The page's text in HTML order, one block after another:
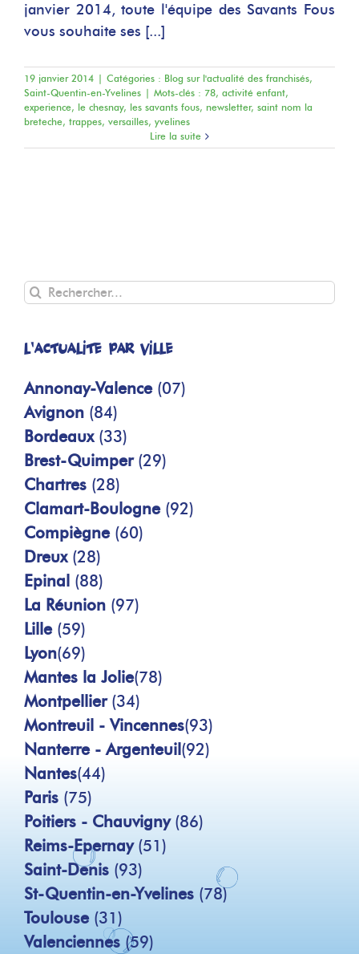
janvier 2014, toute l'équipe des Savants Fous
vous souhaite ses [...]
19 janvier 2014 | Catégories : Blog sur l'actualité des franchisés,
Saint-Quentin-en-Yvelines | Mots-clés : 78, activité enfant,
experience, le chesnay, les savants fous, newsletter, saint nom la
breteche, trappes, versailles, yvelines
Lire la suite
Rechercher
L'actualité par ville
Annonay-Valence (07)
Avignon (84)
Bordeaux (33)
Brest-Quimper (29)
Chartres (28)
Clamart-Boulogne (92)
Compiègne (60)
Dreux (28)
Epinal (88)
La Réunion (97)
Lille (59)
Lyon(69)
Mantes la Jolie(78)
Montpellier (34)
Montreuil - Vincennes(93)
Nanterre - Argenteuil (92)
Nantes(44)
Paris (75)
Poitiers - Chauvigny (86)
Reims-Epernay (51)
Saint-Denis (93)
St-Quentin-en-Yvelines (78)
Toulouse (31)
Valenciennes (59)